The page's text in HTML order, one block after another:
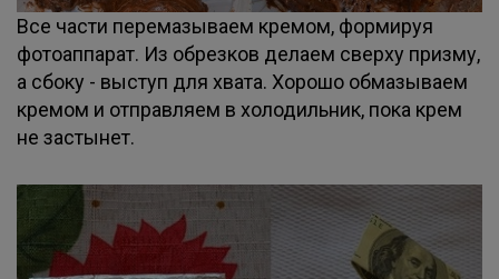
Все части перемазываем кремом, формируя
фотоаппарат. Из обрезков делаем сверху призму,
а сбоку - выступ для хвата. Хорошо обмазываем
кремом и отправляем в холодильник, пока крем
не застынет.